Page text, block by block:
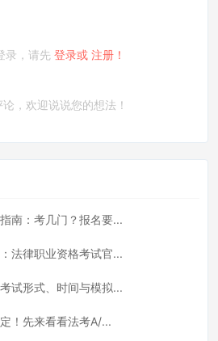
录，请先 登录或 注册！
，欢迎说说您的想法！
南：考几门？报名要...
法律职业资格考试官...
试形式、时间与模拟...
！先来看看法考A/...